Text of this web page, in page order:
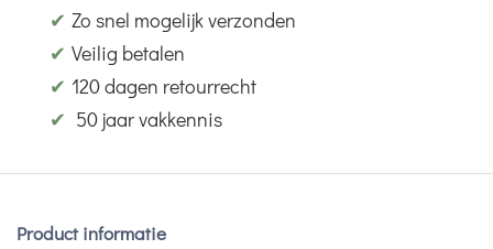
✔ Zo snel mogelijk verzonden
✔ Veilig betalen
✔ 120 dagen retourrecht
✔ 50 jaar vakkennis
Product informatie